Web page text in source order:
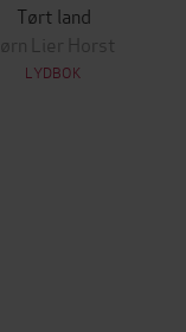
Tørt land
Jørn Lier Horst
LYDBOK